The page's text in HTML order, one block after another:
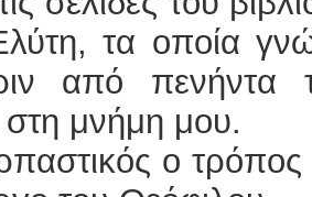
τα οποία
από πενήντα
στη μνήμη μου.
ο τρόπος